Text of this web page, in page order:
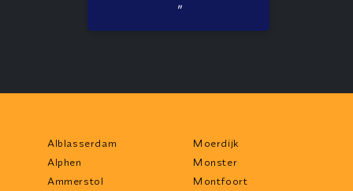
"
Alblasserdam
Alphen
Ammerstol
Moerdijk
Monster
Montfoort